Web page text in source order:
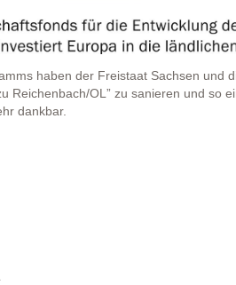
haben der Freistaat Sachsen und
Reichenbach/OL” zu sanieren und so
dankbar.